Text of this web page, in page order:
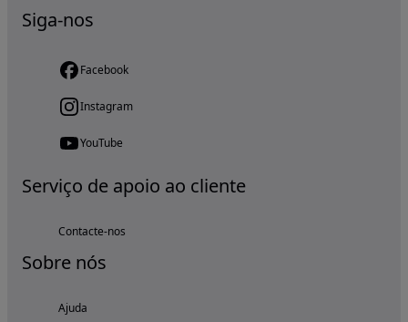
Siga-nos
Facebook
Instagram
YouTube
Serviço de apoio ao cliente
Contacte-nos
Sobre nós
Ajuda